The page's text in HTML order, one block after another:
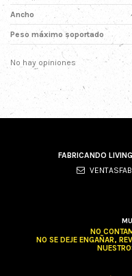
Ancho
Peso máximo soportado
No hay opiniones
FABRICANDO LIVING